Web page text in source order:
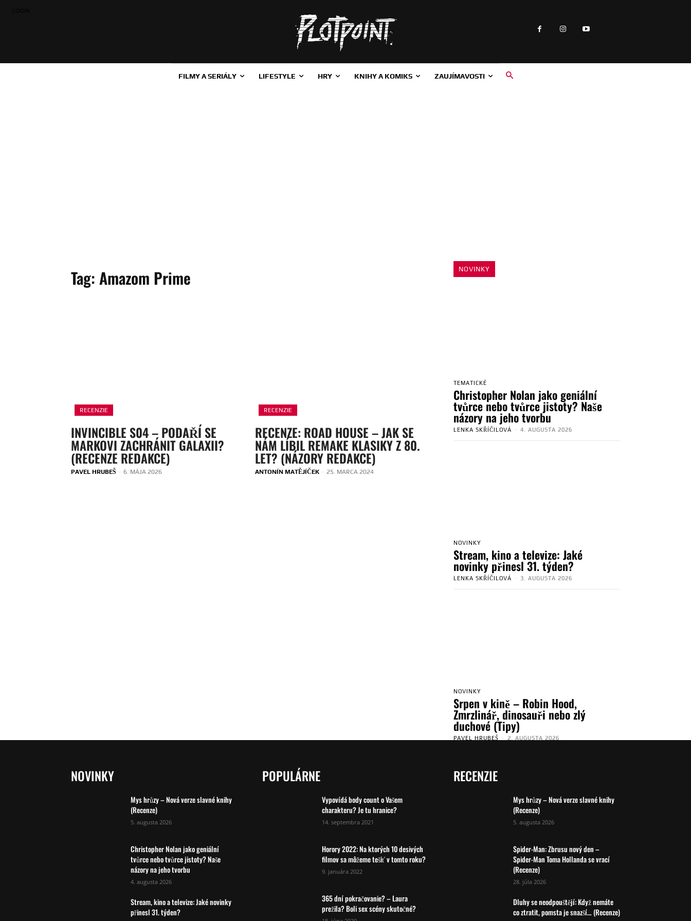
FILMY A SERIÁLY LIFESTYLE HRY KNIHY A KOMIKS ZAUJÍMAVOSTI
Tag: Amazom Prime
RECENZIE
INVINCIBLE S04 – PODAŘÍ SE
MARKOVI ZACHRÁNIT GALAXII?
(RECENZE REDAKCE)
PAVEL HRUBEŠ - 6. MÁJA 2026
RECENZIE
RECENZE: ROAD HOUSE – JAK SE
NÁM LÍBIL REMAKE KLASIKY Z 80.
LET? (NÁZORY REDAKCE)
ANTONÍN MATĚJÍČEK - 25. MARCA 2024
NOVINKY
TEMATICKÉ
Christopher Nolan jako geniální
tvůrce nebo tvůrce jistoty? Naše
názory na jeho tvorbu
LENKA SKŘÍČILOVÁ - 4. AUGUSTA 2026
NOVINKY
Stream, kino a televize: Jaké
novinky přinesl 31. týden?
LENKA SKŘÍČILOVÁ - 3. AUGUSTA 2026
NOVINKY
Srpen v kině – Robin Hood,
Zmrzlinář, dinosauři nebo zlý
duchové (Tipy)
PAVEL HRUBEŠ - 2. AUGUSTA 2026
NOVINKY
Mys hrůzy – Nová verze slavné knihy
(Recenze)
5. augusta 2026
Christopher Nolan jako geniální
tvůrce nebo tvůrce jistoty? Naše
názory na jeho tvorbu
4. augusta 2026
Stream, kino a televize: Jaké novinky
přinesl 31. týden?
POPULÁRNE
Vypovídá body count o Vašem
charakteru? Je tu hranice?
14. septembra 2021
Horory 2022: Na ktorých 10 desivých
filmov sa môžeme tešiť v tomto roku?
9. januára 2022
365 dní pokračovanie? – Laura
prežila? Boli sex scény skutočné?
RECENZIE
Mys hrůzy – Nová verze slavné knihy
(Recenze)
5. augusta 2026
Spider-Man: Zbrusu nový den –
Spider-Man Toma Hollanda se vrací
(Recenze)
28. júla 2026
Dluhy se neodpouštějí: Když nemáte
co ztratit, pomsta je snazší… (Recenze)